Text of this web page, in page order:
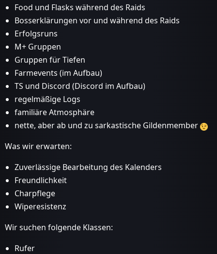
Food und Flasks während des Raids
Bosserklärungen vor und während des Raids
Erfolgsruns
M+ Gruppen
Gruppen für Tiefen
Farmevents (im Aufbau)
TS und Discord (Discord im Aufbau)
regelmäßige Logs
familiäre Atmosphäre
nette, aber ab und zu sarkastische Gildenmember
Was wir erwarten:
Zuverlässige Bearbeitung des Kalenders
Freundlichkeit
Charpflege
Wiperesistenz
Wir suchen folgende Klassen:
Rufer